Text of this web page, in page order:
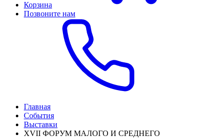
Корзина
Позвоните нам
Главная
События
Выставки
XVII ФОРУМ МАЛОГО И СРЕДНЕГО